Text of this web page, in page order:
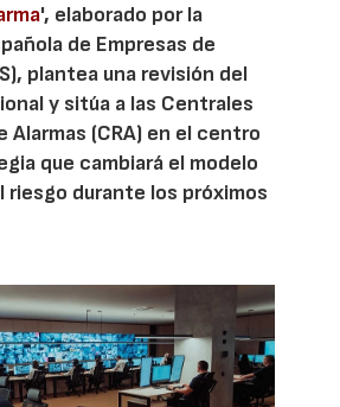
', elaborado por la
de Empresas de
plantea una revisión del
y sitúa a las Centrales
Alarmas (CRA) en el centro
que cambiará el modelo
riesgo durante los próximos